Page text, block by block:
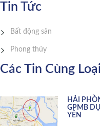
Tin Tức
Bất động sản
Phong thủy
Các Tin Cùng Loại
HẢI
GPMB
YÊN